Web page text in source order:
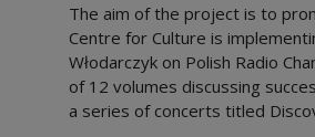
The aim of the project is to
Centre for Culture is
Włodarczyk on Polish Radio
of 12 volumes discussing
a series of concerts titled